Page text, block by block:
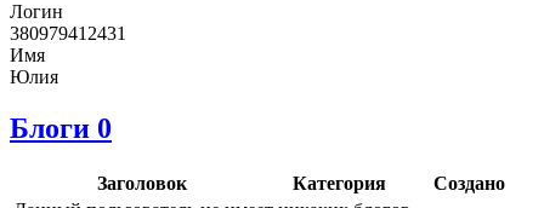
Логин
380979412431
Имя
Юлия
Блоги 0
Заголовок Категория
Создано